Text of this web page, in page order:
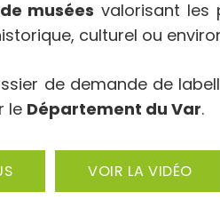
musées valorisant les
culturel ou
de demande de
le Département du Var.
VOIR LA VIDÉO